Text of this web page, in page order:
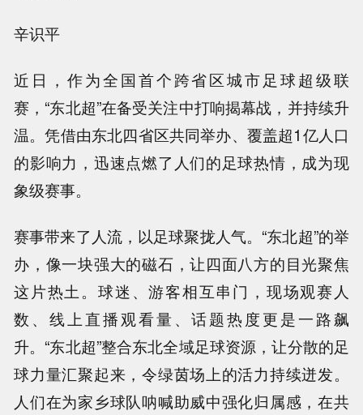
辛识平
近日，作为全国首个跨省区城市足球超级联
赛，“东北超”在备受关注中打响揭幕战，并持续升
温。凭借由东北四省区共同举办、覆盖超1亿人口
的影响力，迅速点燃了人们的足球热情，成为现
象级赛事。
赛事带来了人流，以足球聚拢人气。“东北超”的举
办，像一块强大的磁石，让四面八方的目光聚焦
这片热土。球迷、游客相互串门，现场观赛人
数、线上直播观看量、话题热度更是一路飙
升。“东北超”整合东北全域足球资源，让分散的足
球力量汇聚起来，令绿茵场上的活力持续迸发。
人们在为家乡球队呐喊助威中强化归属感，在共